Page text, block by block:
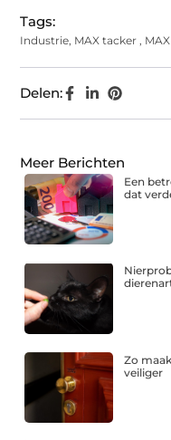
Tags:
Industrie, MAX tacker ,
Delen:
Meer Berichten
Een
dat
Zo
veiliger